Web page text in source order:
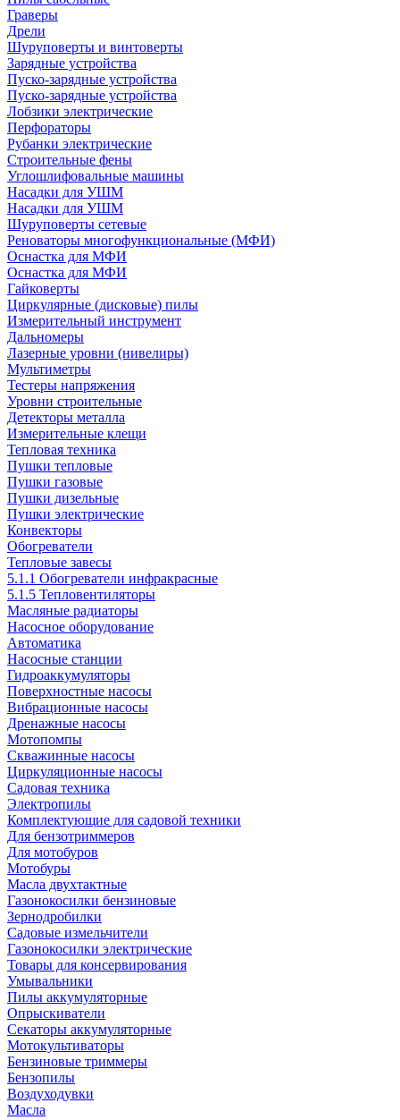
Граверы
Дрели
Шуруповерты и винтоверты
Зарядные устройства
Пуско-зарядные устройства
Пуско-зарядные устройства
Лобзики электрические
Перфораторы
Рубанки электрические
Строительные фены
Углошлифовальные машины
Насадки для УШМ
Насадки для УШМ
Шуруповерты сетевые
Реноваторы многофункциональные (МФИ)
Оснастка для МФИ
Оснастка для МФИ
Гайковерты
Циркулярные (дисковые) пилы
Измерительный инструмент
Дальномеры
Лазерные уровни (нивелиры)
Мультиметры
Тестеры напряжения
Уровни строительные
Детекторы металла
Измерительные клещи
Тепловая техника
Пушки тепловые
Пушки газовые
Пушки дизельные
Пушки электрические
Конвекторы
Обогреватели
Тепловые завесы
5.1.1 Обогреватели инфракрасные
5.1.5 Тепловентиляторы
Масляные радиаторы
Насосное оборудование
Автоматика
Насосные станции
Гидроаккумуляторы
Поверхностные насосы
Вибрационные насосы
Дренажные насосы
Мотопомпы
Скважинные насосы
Циркуляционные насосы
Садовая техника
Электропилы
Комплектующие для садовой техники
Для бензотриммеров
Для мотобуров
Мотобуры
Масла двухтактные
Газонокосилки бензиновые
Зернодробилки
Садовые измельчители
Газонокосилки электрические
Товары для консервирования
Умывальники
Пилы аккумуляторные
Опрыскиватели
Секаторы аккумуляторные
Мотокультиваторы
Бензиновые триммеры
Бензопилы
Воздуходувки
Масла